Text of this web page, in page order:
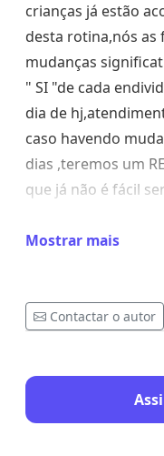
crianças já estão
desta rotina,nós
mudanças
" SI "de cada
dia de
caso havendo
dias ,teremos um
que já não é fácil
entanto NEM
tempo sem
coração mas não
DEVIDAMENTE
Mostrar mais
Contactar o autor